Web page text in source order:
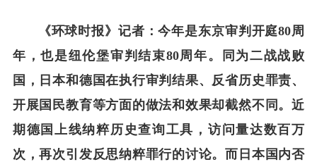
《环球时报》记者：今年是东京审判开庭80周
年，也是纽伦堡审判结束80周年。同为二战战败
国，日本和德国在执行审判结果、反省历史罪责、
开展国民教育等方面的做法和效果却截然不同。近
期德国上线纳粹历史查询工具，访问量达数百万
次，再次引发反思纳粹罪行的讨论。而日本国内否